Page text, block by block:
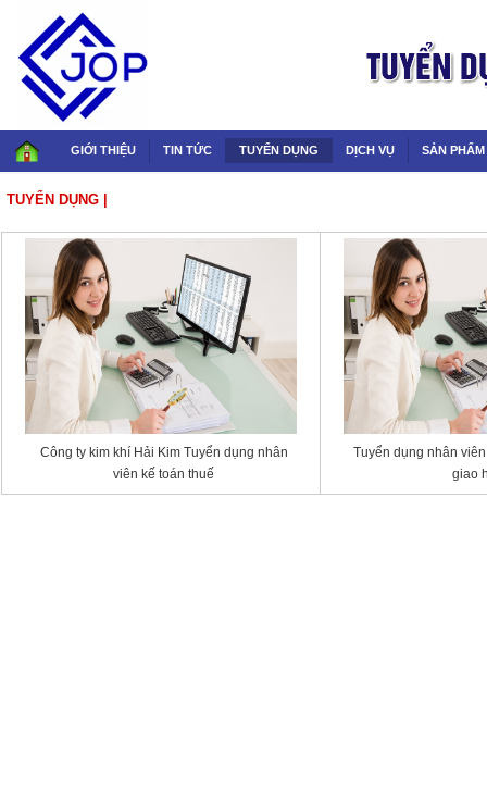
GIỚI THIỆU TIN TỨC TUYỂN DỤNG DỊCH VỤ SẢN PHẨM
TUYỂN DỤNG
Công ty kim khí Hải Kim Tuyển dụng nhân
viên kế toán thuế
Tuyển dụng nhân
giao